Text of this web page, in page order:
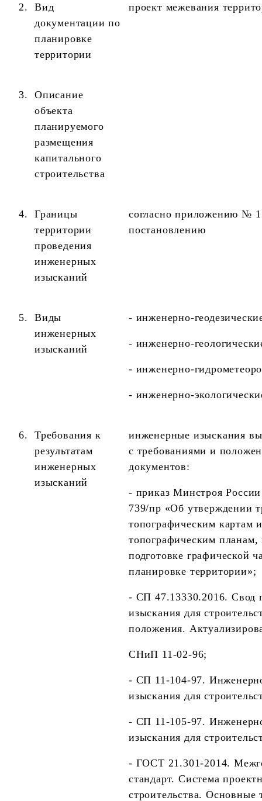
2.
Вид
документации по
планировке
территории
проект межевания
3.
Описание
объекта
планируемого
размещения
капитального
строительства
4.
Границы
территории
проведения
инженерных
изысканий
согласно приложению №
постановлению
5.
Виды
инженерных
изысканий
- инженерно-
- инженерно-
- инженерно-
- инженерно-
6.
Требования к
результатам
инженерных
изысканий
инженерные изыскания
с требованиями и
документов:
- приказ Минстроя
739/пр «Об утверждении
топографическим картам
топографическим
подготовке графической
планировке территории»;
- СП 47.13330.2016. Свод
изыскания для
положения.
СНиП 11-02-96;
- СП 11-104-97.
изыскания для
- СП 11-105-97.
изыскания для
- ГОСТ 21.301-2014.
стандарт. Система
строительства. Основные